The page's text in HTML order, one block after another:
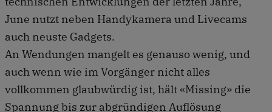
June nutzt neben Handykamera und Livecams
auch neuste Gadgets.
An Wendungen mangelt es genauso wenig, und
auch wenn wie im Vorgänger nicht alles
vollkommen glaubwürdig ist, hält «Missing» die
Spannung bis zur abgründigen Auflösung